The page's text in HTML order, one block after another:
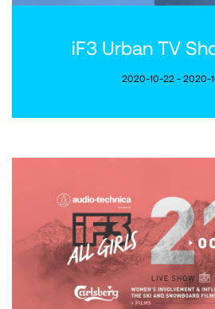
iF3 Urban TV
2020-10-22 - 2020-